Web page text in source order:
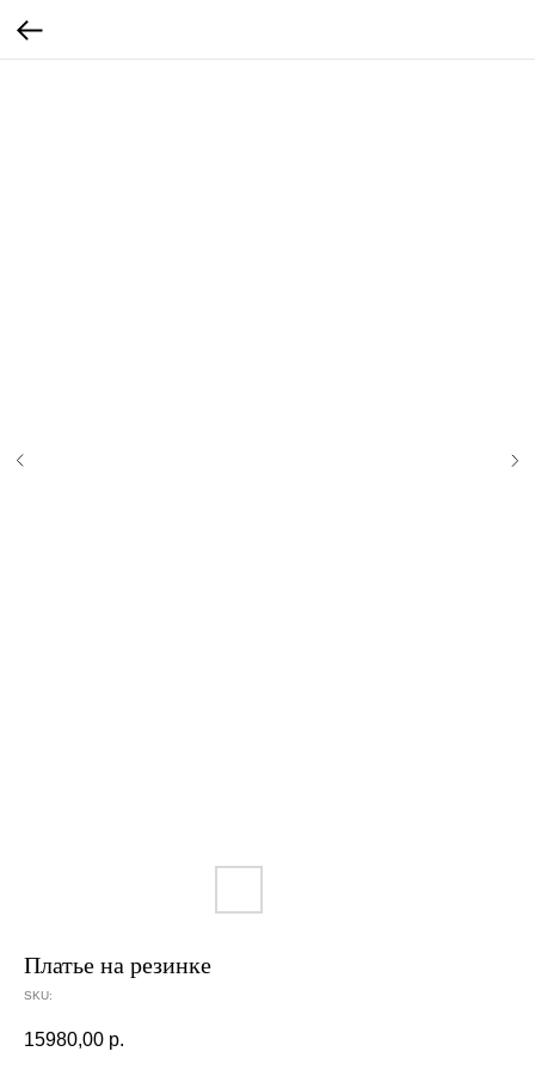
Платье на резинке
SKU:
15980,00 р.